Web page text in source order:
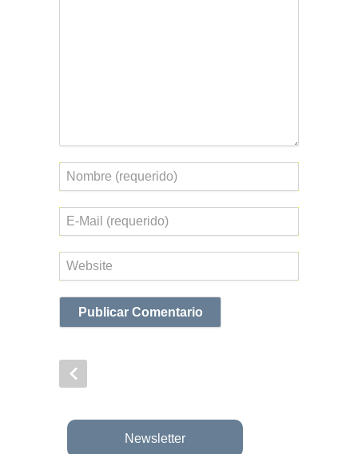
Nombre
Correo
electrónico
Web
Newsletter